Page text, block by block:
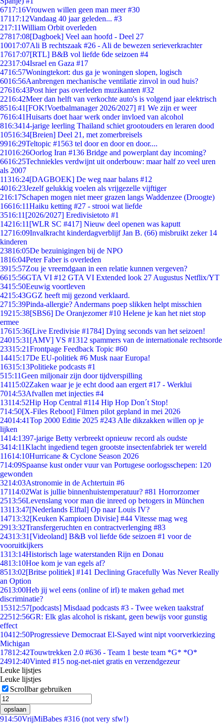
6717:16Vrouwen willen geen man meer #30
17117:12Vandaag 40 jaar geleden... #3
217:11William Orbit overleden
27817:08[Dagboek] Veel aan hoofd - Deel 27
10017:07Ali B rechtszaak #26 - Ali de bewezen serieverkrachter
17617:07[RTL] B&B vol liefde 6de seizoen #4
22317:04Israel en Gaza #17
4716:57Woningtekort: dus ga je woningen slopen, logisch
6016:56Aanbrengen mechanische ventilatie zinvol in oud huis?
27616:43Post hier pas overleden muzikanten #32
2216:42Meer dan helft van verkochte auto's is volgend jaar elektrisch
8516:41 [FOK!Voetbalmanager 2026/2027] #1 We zijn er weer
7616:41Huisarts doet haar werk onder invloed van alcohol
816:3414-jarige leerling Thailand schiet grootouders en leraren dood
10516:34[Breien] Deel 21, met zomerbreisels
9916:29Teltopic #1563 tel door en door en door....
21016:26Oorlog Iran #136 Bridge and powerplant day incoming?
6616:25Techniekles verdwijnt uit onderbouw: maar half zo veel uren
als 2007
11316:24[DAGBOEK] De weg naar balans #12
4016:23Jezelf gelukkig voelen als vrijgezelle vijftiger
216:17Schapen mogen niet meer grazen langs Waddenzee (Droogte)
16616:11Haiku ketting #27 - strooi wat liefde
3516:11 [2026/2027] Eredivisietoto #1
14216:11 [WLR SC #417] Nieuw deel openen was kaputt
12716:09Invalkracht kinderdagverblijf Jan B. (66) misbruikt zeker 14
kinderen
23816:05De bezuinigingen bij de NPO
1816:04Peter Faber is overleden
3915:57Zou je vreemdgaan in een relatie kunnen vergeven?
6615:56GTA VI #12 GTA VI Extended look 27 Augustus Netflix/YT
3415:50Eeuwig voortleven
4215:43GGZ heeft mij gezond verklaard.
2715:39Pinda-allergie? Andermans poep slikken helpt misschien
19215:38[SBS6] De Oranjezomer #10 Helene je kan het niet stop
ermee
17615:36[Live Eredivisie #1784] Dying seconds van het seizoen!
24015:31 [AMV] VS #1312 spammers van de internationale rechtsorde
23315:21Frontpage Feedback Topic #60
14415:17De EU-politiek #6 Musk naar Europa!
16315:13Politieke podcasts #1
515:11Geen miljonair zijn door tijdverspilling
14115:02Zaken waar je je echt dood aan ergert #17 - Werklui
7014:53Afvallen met injecties #4
13114:52Hip Hop Central #114 Hip Hop Don´t Stop!
714:50[X-Files Reboot] Filmen pilot gepland in mei 2026
24014:41Top 2000 Editie 2025 #243 Alle dikzakken willen op je
lijken
1414:1397-jarige Betty verbreekt opnieuw record als oudste
3414:11Klacht ingediend tegen grootste insectenfabriek ter wereld
11614:10Hurricane & Cyclone Season 2026
714:09Spaanse kust onder vuur van Portugese oorlogsschepen: 120
gewonden
3214:03Astronomie in de Achtertuin #6
17114:02Wat is jullie binnenhuistemperatuur? #81 Horrorzomer
2513:56Levenslang voor man die inreed op betogers in München
13113:47[Nederlands Elftal] Op naar Louis IV?
14713:32[Keuken Kampioen Divisie] #44 Vitesse mag weg
2913:32Transfergeruchten en contractverlenging #83
24313:31 [Videoland] B&B vol liefde 6de seizoen #1 voor de
vooruitkijkers
1313:14Historisch lage waterstanden Rijn en Donau
4813:10Hoe kom je van egels af?
8513:02[Britse politiek] #141 Declining Gracefully Was Never Really
an Option
2613:00Heb jij wel eens (online of irl) te maken gehad met
discriminatie?
15312:57[podcasts] Misdaad podcasts #3 - Twee weken taakstraf
22512:56GR: Elk glas alcohol is riskant, geen bewijs voor gunstig
effect
10412:50Progressieve Democraat El-Sayed wint nipt voorverkiezing
Michigan
17812:42Touwtrekken 2.0 #636 - Team 1 beste team *G* *O*
24912:40Vinted #15 nog-net-niet gratis en verzendgezeur
Leuke lijstjes
Leuke lijstjes
Scrollbar gebruiken
opslaan
914:50VrijMiBabes #316 (not very sfw!)